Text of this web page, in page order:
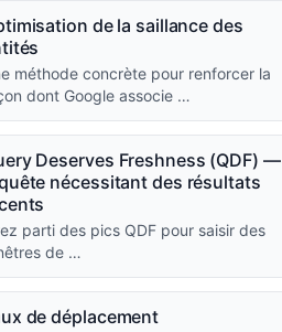
de la saillance des
méthode concrète pour renforcer la
dont Google associe …
Deserves Freshness (QDF) —
nécessitant des résultats
parti des pics QDF pour saisir des
de …
de déplacement